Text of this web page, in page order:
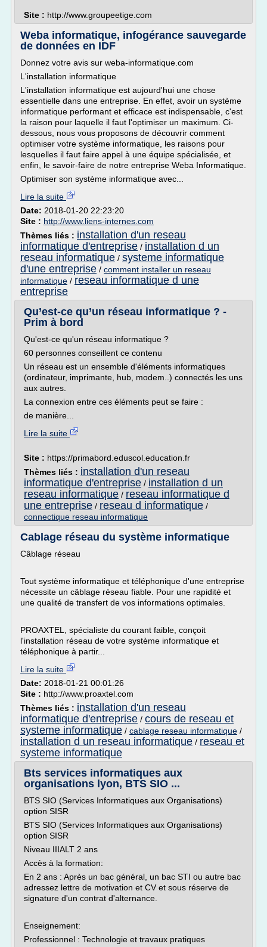
Site : http://www.groupeetige.com
Weba informatique, infogérance sauvegarde
de données en IDF
Donnez votre avis sur weba-informatique.com
L'installation informatique
L'installation informatique est aujourd'hui une chose
essentielle dans une entreprise. En effet, avoir un système
informatique performant et efficace est indispensable, c'est
la raison pour laquelle il faut l'optimiser un maximum. Ci-
dessous, nous vous proposons de découvrir comment
optimiser votre système informatique, les raisons pour
lesquelles il faut faire appel à une équipe spécialisée, et
enfin, le savoir-faire de notre entreprise Weba Informatique.
Optimiser son système informatique avec...
Lire la suite
Date: 2018-01-20 22:23:20
Site : http://www.liens-internes.com
Thèmes liés : installation d'un reseau
informatique d'entreprise / installation d un
reseau informatique / systeme informatique
d'une entreprise / comment installer un reseau
informatique / reseau informatique d une
entreprise
Qu’est-ce qu’un réseau informatique ? -
Prim à bord
Qu'est-ce qu'un réseau informatique ?
60 personnes conseillent ce contenu
Un réseau est un ensemble d'éléments informatiques
(ordinateur, imprimante, hub, modem..) connectés les uns
aux autres.
La connexion entre ces éléments peut se faire :
de manière...
Lire la suite
Site : https://primabord.eduscol.education.fr
Thèmes liés : installation d'un reseau
informatique d'entreprise / installation d un
reseau informatique / reseau informatique d
une entreprise / reseau d informatique /
connectique reseau informatique
Cablage réseau du système informatique
Câblage réseau
Tout système informatique et téléphonique d'une entreprise
nécessite un câblage réseau fiable. Pour une rapidité et
une qualité de transfert de vos informations optimales.
PROAXTEL, spécialiste du courant faible, conçoit
l'installation réseau de votre système informatique et
téléphonique à partir...
Lire la suite
Date: 2018-01-21 00:01:26
Site : http://www.proaxtel.com
Thèmes liés : installation d'un reseau
informatique d'entreprise / cours de reseau et
systeme informatique / cablage reseau informatique /
installation d un reseau informatique / reseau et
systeme informatique
Bts services informatiques aux
organisations lyon, BTS SIO ...
BTS SIO (Services Informatiques aux Organisations)
option SISR
BTS SIO (Services Informatiques aux Organisations)
option SISR
Niveau IIIALT 2 ans
Accès à la formation:
En 2 ans : Après un bac général, un bac STI ou autre bac
adressez lettre de motivation et CV et sous réserve de
signature d'un contrat d'alternance.
Enseignement:
Professionnel : Technologie et travaux pratiques